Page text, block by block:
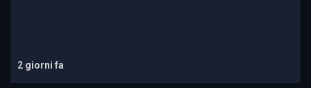
2 giorni fa